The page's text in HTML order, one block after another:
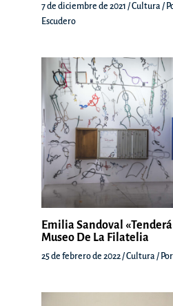
7 de diciembre de 2021 /Cultura /
Escudero
Emilia Sandoval
Museo De La Filatelia
25 de febrero de 2022/Cultura / Por